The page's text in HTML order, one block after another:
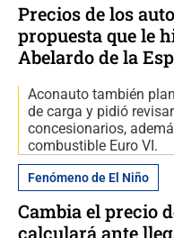
Precios de los
propuesta que le
Abelardo de la
Aconauto también
de carga y pidió
concesionarios,
combustible Euro VI.
Fenómeno de El Niño
Cambia el precio
calculará ante